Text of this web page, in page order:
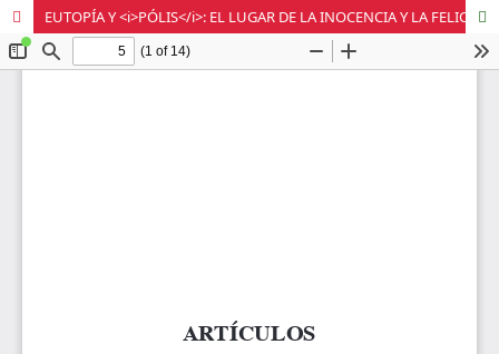
EUTOPÍA Y <i>PÓLIS</i>: EL LUGAR DE LA INOCENCIA Y LA FELICIDAD EN LA IMAGEN DE LOS ANTIGUOS GRIEGOS